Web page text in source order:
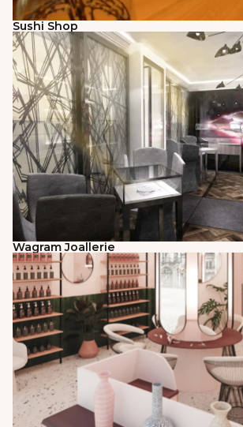
Sushi Shop
Wagram Joallerie